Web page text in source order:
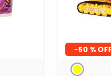
-50 %